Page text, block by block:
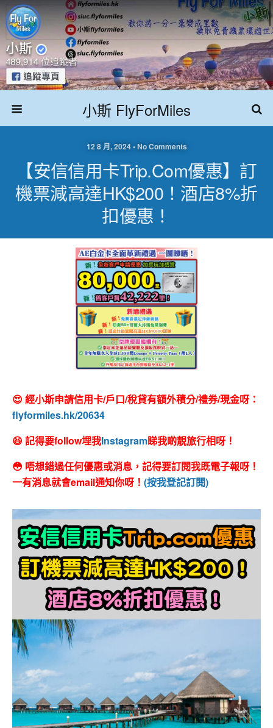
小斯 FlyForMiles
12 8 月, 2024 • No Comments
【安信信用卡Trip.com優惠】訂
機票減高達HK$200！酒店8%折
扣優惠！
😍 經小斯申請信用卡/戶口/稅貸有額外積分/禮券/現金呀：
flyformiles.hk/20634
😆 記得要follow埋我Instagram睇我啲靚旅行相呀！
😳 唔想錯過任何優惠或消息，記得要訂閱我既電子報呀！
一有消息就會email通知你呀！ (按我登記訂閱)